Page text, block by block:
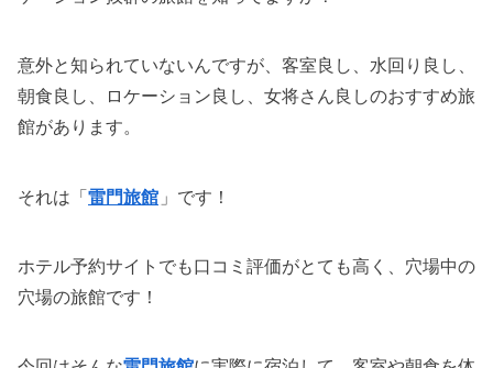
意外と知られていないんですが、客室良し、水回り良し、
朝食良し、ロケーション良し、女将さん良しのおすすめ旅
館があります。
それは「 雷門旅館 」です！
ホテル予約サイトでも口コミ評価がとても高く、穴場中の
穴場の旅館です！